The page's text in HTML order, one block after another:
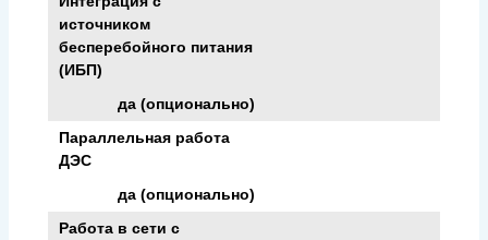
источником
бесперебойного питания
(ИБП)
да (опционально)
Параллельная работа
ДЭС
да (опционально)
Работа в сети с